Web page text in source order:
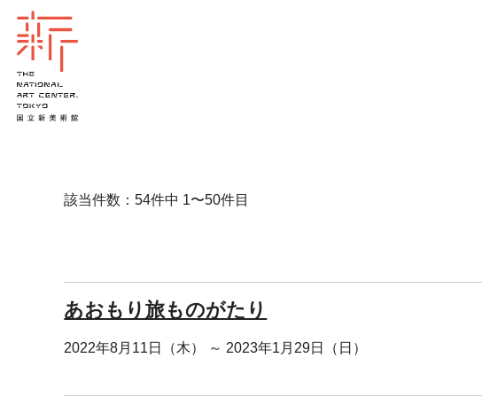
該当件数：54件中 1〜50件目
あおもり旅ものがたり
2022年8月11日（木） ～ 2023年1月29日（日）